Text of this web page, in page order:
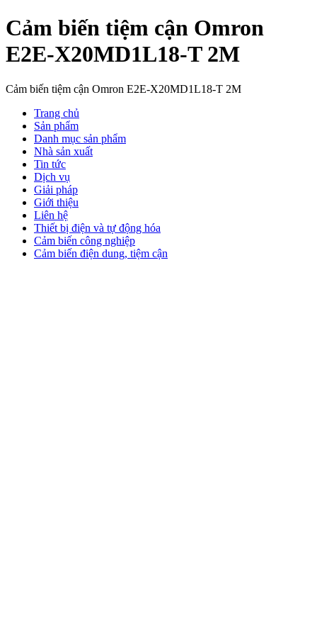
Cảm biến tiệm cận Omron
E2E-X20MD1L18-T 2M
Cảm biến tiệm cận Omron E2E-X20MD1L18-T 2M
Trang chủ
Sản phẩm
Danh mục sản phẩm
Nhà sản xuất
Tin tức
Dịch vụ
Giải pháp
Giới thiệu
Liên hệ
Thiết bị điện và tự động hóa
Cảm biến công nghiệp
Cảm biến điện dung, tiệm cận